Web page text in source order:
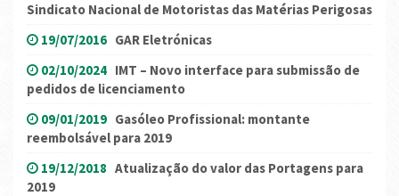
Sindicato Nacional de Motoristas das Matérias Perigosas
19/07/2016 GAR Eletrónicas
02/10/2024 IMT – Novo interface para submissão de
pedidos de licenciamento
09/01/2019 Gasóleo Profissional: montante
reembolsável para 2019
19/12/2018 Atualização do valor das Portagens para
2019